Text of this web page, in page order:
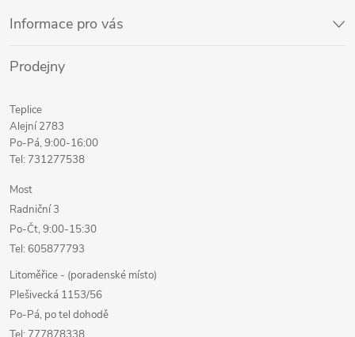
Informace pro vás
Prodejny
Teplice
Alejní 2783
Po-Pá, 9:00-16:00
Tel: 731277538
Most
Radniční 3
Po-Čt, 9:00-15:30
Tel: 605877793
Litoměřice - (poradenské místo)
Plešivecká 1153/56
Po-Pá, po tel dohodě